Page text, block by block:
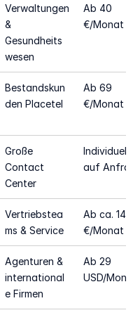
Verwaltungen
&
Gesundheits
wesen
Ab 40
€/Monat
Bestandskun
den Placetel
Ab 69
€/Monat
Große
Contact
Center
Individuell
auf
Vertriebstea
ms & Service
Ab ca. 149
€/Monat
Agenturen &
international
e Firmen
Ab 29
USD/Monat